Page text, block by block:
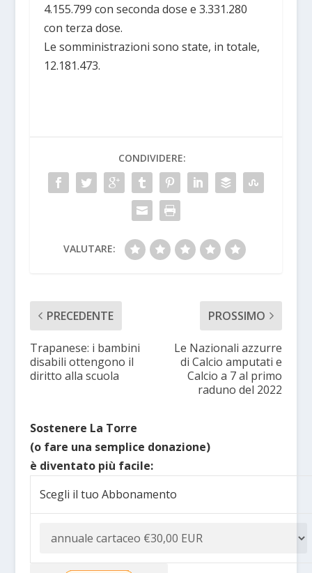
4.155.799 con seconda dose e 3.331.280
con terza dose.
Le somministrazioni sono state, in totale,
12.181.473.
CONDIVIDERE:
VALUTARE:
PRECEDENTE
Trapanese: i bambini
disabili ottengono il
diritto alla scuola
PROSSIMO
Le Nazionali azzurre
di Calcio amputati e
Calcio a 7 al primo
raduno del 2022
Sostenere La Torre
(o fare una semplice donazione)
è diventato più facile:
Scegli il tuo Abbonamento